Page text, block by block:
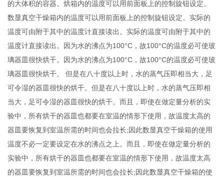
的大体积的容器。烘箱内的温度可以用前面板上的控制旋钮设定。
数显真空干燥箱内的温度可以用前面板上的控制旋钮设定。实际的
温度可由附于其中的温度计直接读出。实际的温度可由附于其中的
温度计直接读出。因为水的沸点为100°C，故100°C的温度必可使玻
璃器皿很快烘干。因为水的沸点为100°C，故100°C的温度必可使玻
璃器皿很快烘干。 但是在八十度以上时，水的蒸气压即相当大，足
可令湿的器皿很快的烘干。但是在八十度以上时，水的蒸气压即相
当大，足可令湿的器皿很快的烘干。而且，即使在做定量分析的实
验中，所有烘干的器皿也都要在室温的情形下使用，故温度太高的
器皿要恢复到室温所需的时间也会拉长;因此数显真空干燥箱的使用
温度不必一定要设定在水的沸点之上。而且，即使在做定量分析的
实验中，所有烘干的器皿也都要在室温的情形下使用，故温度太高
的器皿要恢复到室温所需的时间也会拉长;因此数显真空干燥箱的使